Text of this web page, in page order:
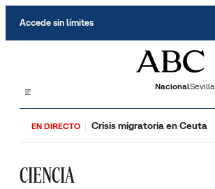
Accede sin límites
NacionalSevilla
EN DIRECTO Crisis migratoria en Ceuta
CIENCIA